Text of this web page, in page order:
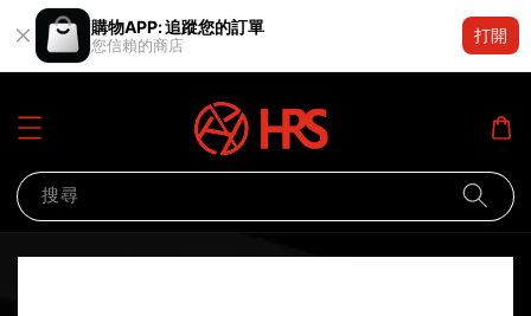
購物APP: 追蹤您的訂單
您信賴的商店
打開
搜尋